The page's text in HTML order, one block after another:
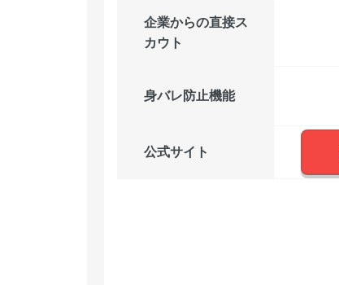
企業からの直接ス
カウト
身バレ防止機能
公式サイト